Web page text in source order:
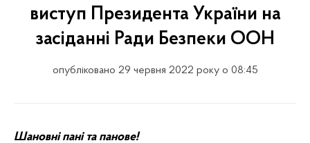
виступ Президента України на
засіданні Ради Безпеки ООН
опубліковано 29 червня 2022 року о 08:45
Шановні пані та панове!